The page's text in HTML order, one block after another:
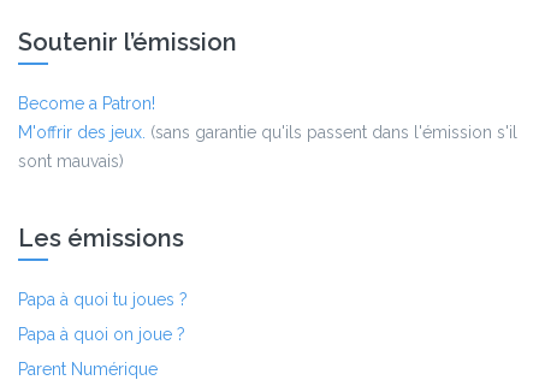
Soutenir l’émission
Become a Patron!
M'offrir des jeux. (sans garantie qu'ils passent dans l'émission s'il
sont mauvais)
Les émissions
Papa à quoi tu joues ?
Papa à quoi on joue ?
Parent Numérique